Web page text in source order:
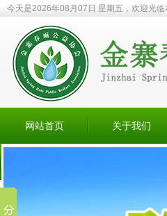
今天是2026年08月07日 星期五，欢迎光临
网站首页 关于我们